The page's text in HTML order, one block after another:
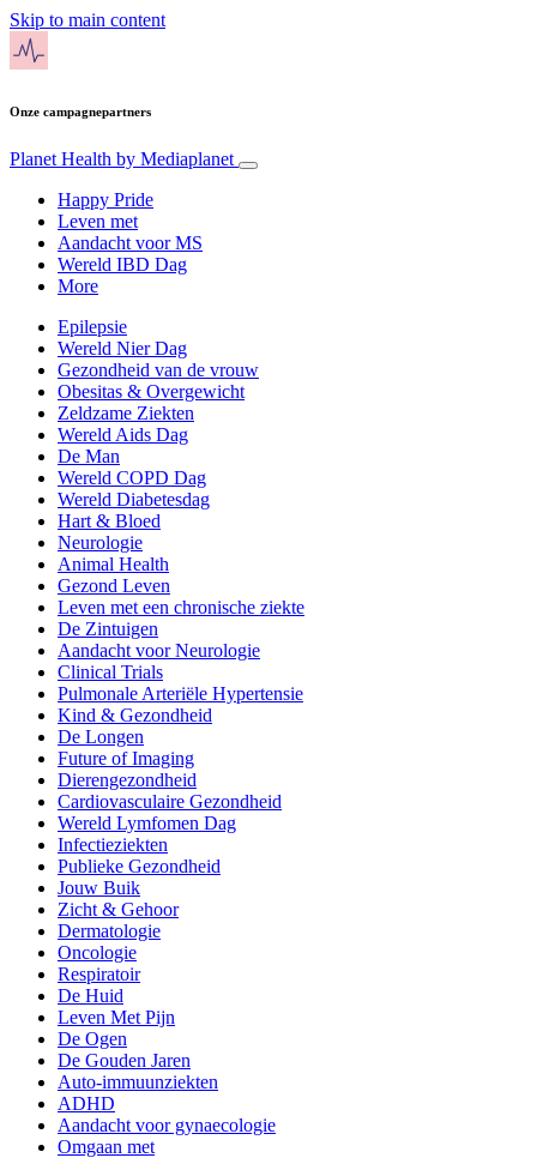
Skip to main content
Onze campagnepartners
Planet Health by Mediaplanet
Happy Pride
Leven met
Aandacht voor MS
Wereld IBD Dag
More
Epilepsie
Wereld Nier Dag
Gezondheid van de vrouw
Obesitas & Overgewicht
Zeldzame Ziekten
Wereld Aids Dag
De Man
Wereld COPD Dag
Wereld Diabetesdag
Hart & Bloed
Neurologie
Animal Health
Gezond Leven
Leven met een chronische ziekte
De Zintuigen
Aandacht voor Neurologie
Clinical Trials
Pulmonale Arteriële Hypertensie
Kind & Gezondheid
De Longen
Future of Imaging
Dierengezondheid
Cardiovasculaire Gezondheid
Wereld Lymfomen Dag
Infectieziekten
Publieke Gezondheid
Jouw Buik
Zicht & Gehoor
Dermatologie
Oncologie
Respiratoir
De Huid
Leven Met Pijn
De Ogen
De Gouden Jaren
Auto-immuunziekten
ADHD
Aandacht voor gynaecologie
Omgaan met